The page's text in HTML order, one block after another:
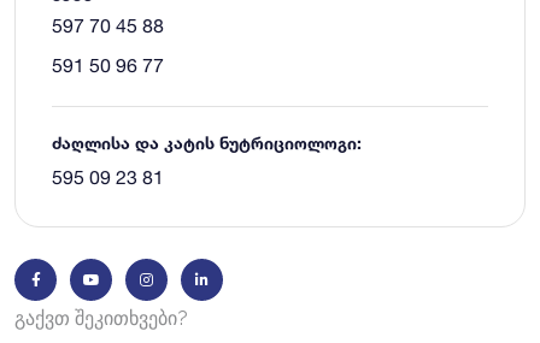
597 70 45 88
591 50 96 77
ძაღლისა და კატის ნუტრიციოლოგი:
595 09 23 81
ᲒᲐᲥᲕᲗ ᲨᲔᲙᲘᲗᲮᲕᲔᲑᲘ?